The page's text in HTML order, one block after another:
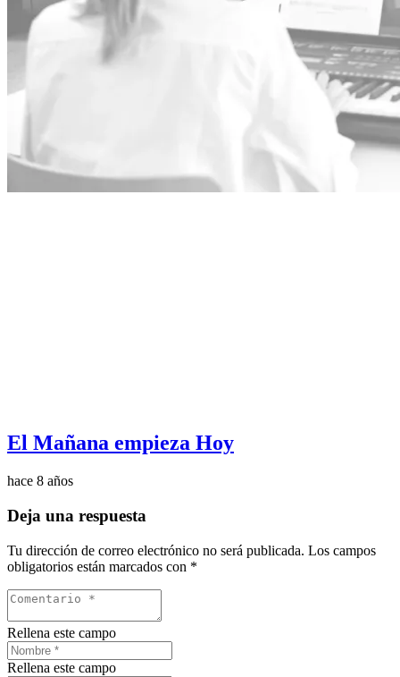
El Mañana empieza Hoy
hace 8 años
Deja una respuesta
Tu dirección de correo electrónico no será publicada. Los campos
obligatorios están marcados con *
Rellena este campo
Rellena este campo